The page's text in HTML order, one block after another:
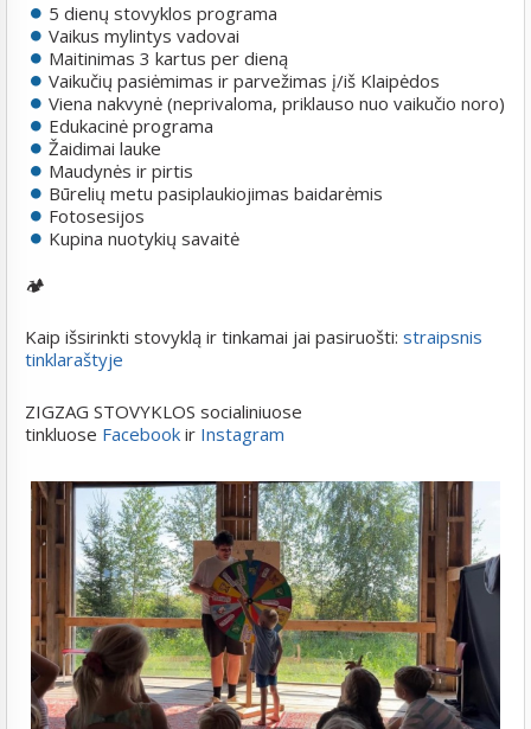
5 dienų stovyklos programa
Vaikus mylintys vadovai
Maitinimas 3 kartus per dieną
Vaikučių pasiėmimas ir parvežimas į/iš Klaipėdos
Viena nakvynė (neprivaloma, priklauso nuo vaikučio noro)
Edukacinė programa
Žaidimai lauke
Maudynės ir pirtis
Būrelių metu pasiplaukiojimas baidarėmis
Fotosesijos
Kupina nuotykių savaitė
🏕️
Kaip išsirinkti stovyklą ir tinkamai jai pasiruošti: straipsnis
tinklaraštyje
ZIGZAG STOVYKLOS socialiniuose
tinkluose Facebook ir Instagram